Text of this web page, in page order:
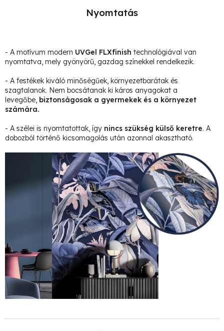
Nyomtatás
- A motívum modern UVGel FLXfinish technológiával van
nyomtatva, mely gyönyörű, gazdag színekkel rendelkezik.
- A festékek kiváló minőségűek, környezetbarátak és
szagtalanok. Nem bocsátanak ki káros anyagokat a
levegőbe, biztonságosak a gyermekek és a környezet
számára.
- A szélei is nyomtatottak, így nincs szükség külső keretre. A
dobozból történő kicsomagolás után azonnal akasztható.